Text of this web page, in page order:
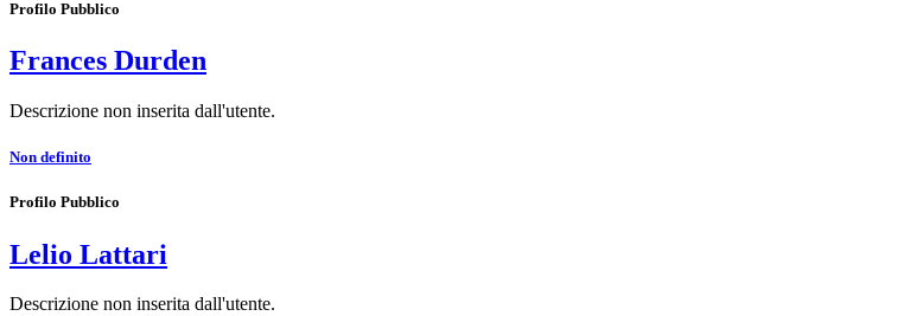
Profilo Pubblico
Frances Durden
Descrizione non inserita dall'utente.
Non definito
Profilo Pubblico
Lelio Lattari
Descrizione non inserita dall'utente.